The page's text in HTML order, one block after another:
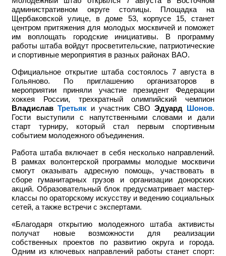
административном округе столицы. Площадка на
Щербаковской улице, в доме 53, корпусе 15, станет
центром притяжения для молодых москвичей и поможет
им воплощать городские инициативы. В программу
работы штаба войдут просветительские, патриотические
и спортивные мероприятия в разных районах ВАО.
Официальное открытие штаба состоялось 7 августа в
Гольяново. По приглашению организаторов в
мероприятии приняли участие
президент Федерации
хоккея России, трехкратный олимпийский чемпион
Владислав Третьяки участник СВО Эдуард Шонов.
Гости выступили с напутственными словами и дали
старт турниру, который стал первым спортивным
событием молодежного объединения.
Работа штаба включает в себя несколько направлений.
В рамках волонтерской программы молодые москвичи
смогут оказывать адресную помощь, участвовать в
сборе гуманитарных грузов и организации донорских
акций. Образовательный блок предусматривает мастер-
классы по ораторскому искусству и ведению социальных
сетей, а также встречи с экспертами.
«Благодаря открытию молодежного штаба активисты
получат новые возможности для реализации
собственных проектов по развитию округа и города.
Одним из ключевых направлений работы станет спорт: